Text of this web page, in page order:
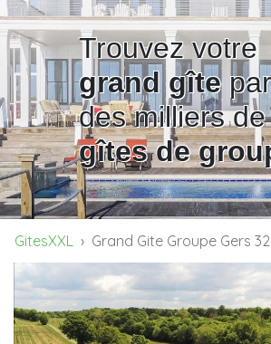
Trouvez votre
grand gîte
des milliers de
gîtes de
GitesXXL Grand Gite Groupe Gers 32